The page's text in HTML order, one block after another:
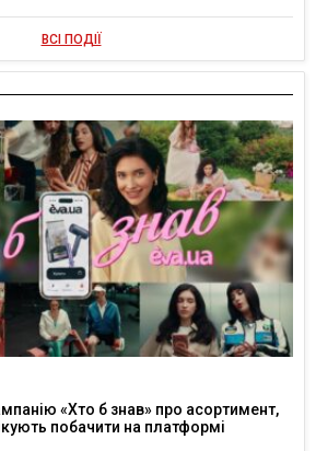
ВСІ ПОДІЇ
«Хто б знав» про асортимент,
побачити на платформі